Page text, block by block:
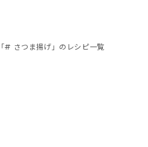
「# さつま揚げ」のレシピ一覧